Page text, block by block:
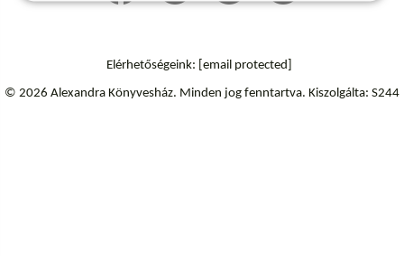
Elérhetőségeink: [email protected]
© 2026 Alexandra Könyvesház. Minden jog fenntartva. Kiszolgálta: S244